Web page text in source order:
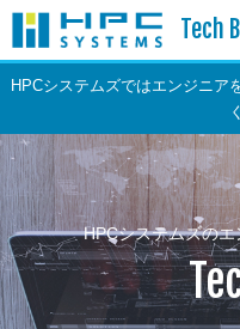
Tech
HPCシステムズではエンジニア
HPCシステムズの